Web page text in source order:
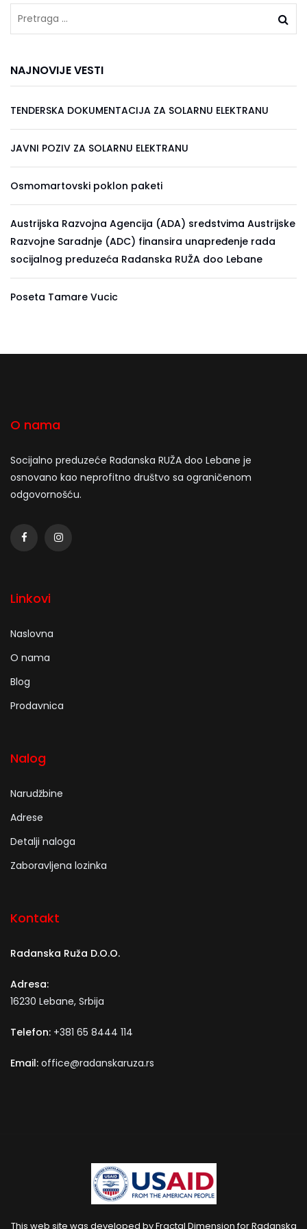
NAJNOVIJE VESTI
TENDERSKA DOKUMENTACIJA ZA SOLARNU ELEKTRANU
JAVNI POZIV ZA SOLARNU ELEKTRANU
Osmomartovski poklon paketi
Austrijska Razvojna Agencija (ADA) sredstvima Austrijske
Razvojne Saradnje (ADC) finansira unapređenje rada
socijalnog preduzeća Radanska RUŽA doo Lebane
Poseta Tamare Vucic
O nama
Socijalno preduzeće Radanska RUŽA doo Lebane je
osnovano kao neprofitno društvo sa ograničenom
odgovornošću.
Linkovi
Naslovna
O nama
Blog
Prodavnica
Nalog
Narudžbine
Adrese
Detalji naloga
Zaboravljena lozinka
Kontakt
Radanska Ruža D.O.O.
Adresa:
16230 Lebane, Srbija
Telefon: +381 65 8444 114
Email: office@radanskaruza.rs
This web site was developed by Fractal Dimension for Radanska